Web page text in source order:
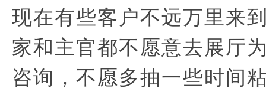
现在有些客户不远万里来
家和主官都不愿意去展厅
咨询，不愿多抽一些时间